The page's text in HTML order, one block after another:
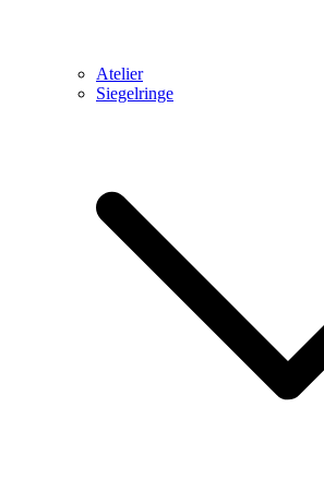
Atelier
Siegelringe